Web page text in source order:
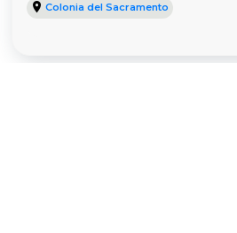
Colonia del Sacramento